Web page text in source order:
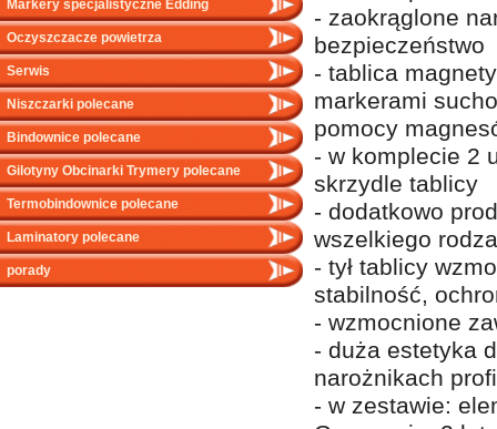
Markery specjalistyczne Edding
Oczyszczacze powietrza
Serwis
Niszczarki polecane
Bindownice polecane
Gilotyny Obcinarki Trymery polecane
Termobindownice polecane
Laminatory polecane
porady
- zaokrąglone
bezpieczeństwo
- tablica
markerami
pomocy
- w komplecie 2
skrzydle tablicy
- dodatkowo
wszelkiego
- tył tablicy
stabilność,
- wzmocnione
- duża estetyka
narożnikach
- w zestawie: